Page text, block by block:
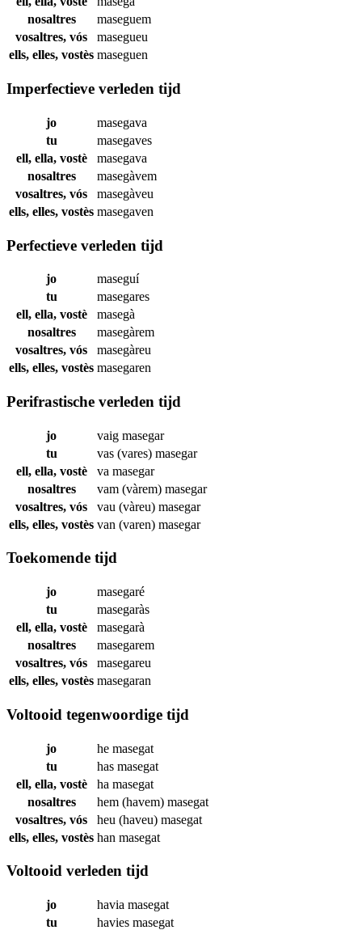
nosaltres
maseguem
vosaltres, vós
masegueu
ells, elles, vostès maseguen
Imperfectieve verleden tijd
jo
masegava
tu
masegaves
ell, ella, vostè
masegava
nosaltres
masegàvem
vosaltres, vós
masegàveu
ells, elles, vostès masegaven
Perfectieve verleden tijd
jo
maseguí
tu
masegares
ell, ella, vostè
masegà
nosaltres
masegàrem
vosaltres, vós
masegàreu
ells, elles, vostès masegaren
Perifrastische verleden tijd
jo vaig masegar
tu
vas (vares) masegar
ell, ella, vostè
va masegar
nosaltres
vam (vàrem) masegar
vosaltres, vós
vau (vàreu) masegar
ells, elles, vostès van (varen) masegar
Toekomende tijd
jo
masegaré
tu
masegaràs
ell, ella, vostè
masegarà
nosaltres
masegarem
vosaltres, vós
masegareu
ells, elles, vostès masegaran
Voltooid tegenwoordige tijd
jo he masegat
tu
has masegat
ell, ella, vostè
ha masegat
nosaltres
hem (havem) masegat
vosaltres, vós
heu (haveu) masegat
ells, elles, vostès han masegat
Voltooid verleden tijd
jo havia masegat
tu
havies masegat